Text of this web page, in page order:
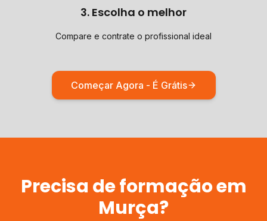
3. Escolha o melhor
Compare e contrate o profissional ideal
Começar Agora - É Grátis
Precisa deformaçãoem
Murça?